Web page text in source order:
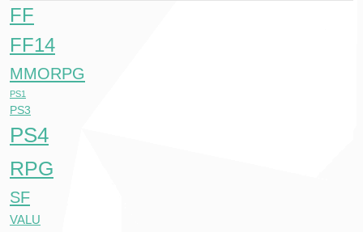
FF
FF14
MMORPG
PS1
PS3
PS4
RPG
SF
VALU